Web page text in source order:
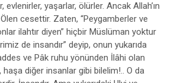
evlenirler, yaşarlar, ölürler. Ancak Allah’ın
cesettir. Zaten, “Peygamberler ve
ilahtır diyen” hiçbir Müslüman yoktur
de insandır” deyip, onun yukarıda
ve Pâk ruhu yönünden İlâhi olan
haşa diğer insanlar gibi bilelim!.. O da